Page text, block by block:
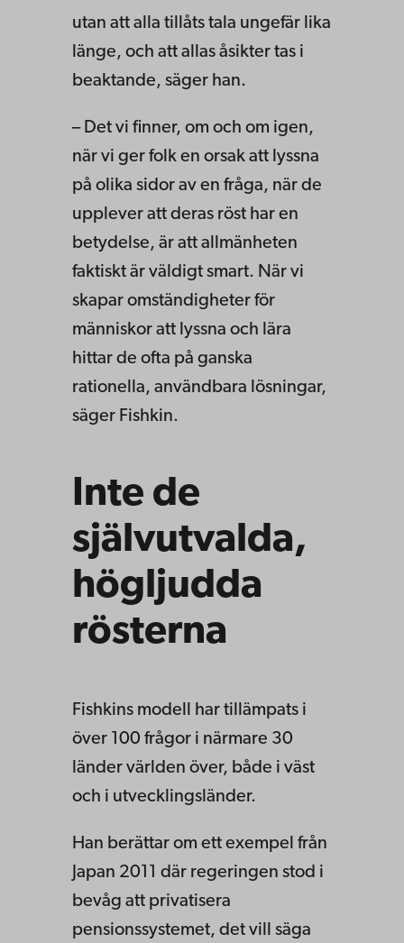
utan att alla tillåts tala ungefär lika
länge, och att allas åsikter tas i
beaktande, säger han.
– Det vi finner, om och om igen,
när vi ger folk en orsak att lyssna
på olika sidor av en fråga, när de
upplever att deras röst har en
betydelse, är att allmänheten
faktiskt är väldigt smart. När vi
skapar omständigheter för
människor att lyssna och lära
hittar de ofta på ganska
rationella, användbara lösningar,
säger Fishkin.
Inte de
självutvalda,
högljudda
rösterna
Fishkins modell har tillämpats i
över 100 frågor i närmare 30
länder världen över, både i väst
och i utvecklingsländer.
Han berättar om ett exempel från
Japan 2011 där regeringen stod i
bevåg att privatisera
pensionssystemet, det vill säga